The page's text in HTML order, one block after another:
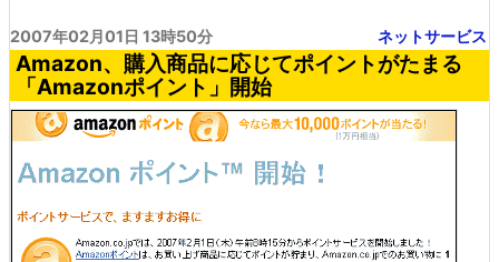
2007年02月01日 13時50分 ネットサービス
Amazon、購入商品に応じてポイントがたまる
「Amazonポイント」開始